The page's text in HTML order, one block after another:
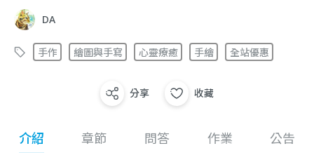
DA
手作 繪圖與手寫 心靈療癒 手繪 全站優惠
分享 收藏
介紹 章節 問答 作業 公告